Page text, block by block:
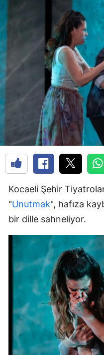
Kocaeli Şehir
"Unutmak", hafıza
bir dille sahneliyor.